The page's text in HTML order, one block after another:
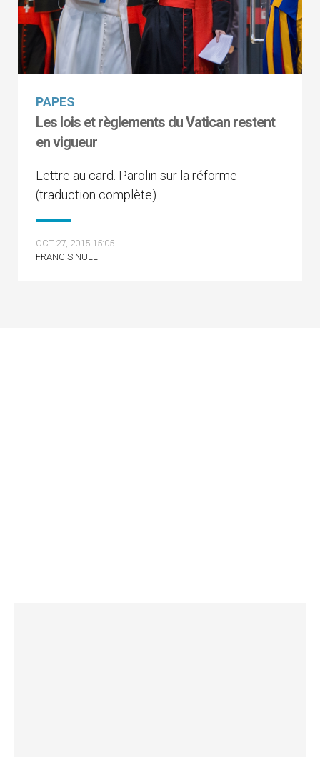
PAPES
Les lois et règlements du Vatican restent
en vigueur
Lettre au card. Parolin sur la réforme
(traduction complète)
OCT 27, 2015 15:05
FRANCIS NULL